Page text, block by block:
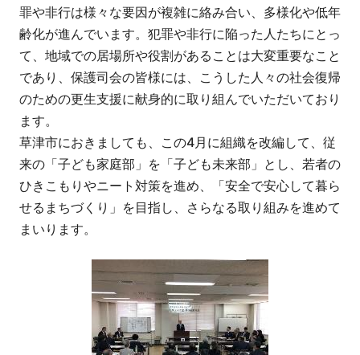
罪や非行は様々な要因が複雑に絡み合い、多様化や低年
齢化が進んでいます。犯罪や非行に陥った人たちにとっ
て、地域での居場所や役割があることは大変重要なこと
であり、保護司会の皆様には、こうした人々の社会復帰
のための更生支援に献身的に取り組んでいただいており
ます。
草津市におきましても、この4月に組織を改編して、従
来の「子ども家庭部」を「子ども未来部」とし、若者の
ひきこもりやニート対策を進め、「安全で安心して暮ら
せるまちづくり」を目指し、さらなる取り組みを進めて
まいります。